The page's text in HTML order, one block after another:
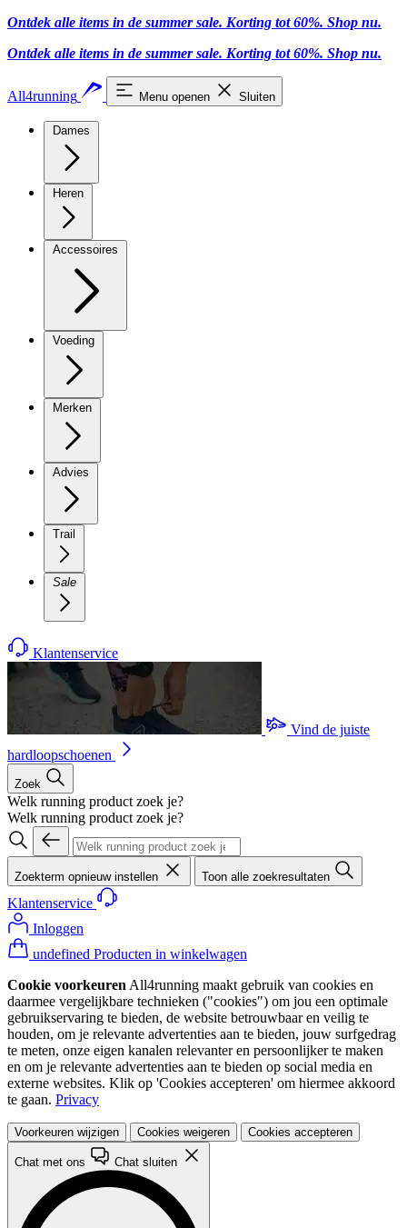
Ontdek alle items in de summer sale. Korting tot 60%. Shop nu.
Ontdek alle items in de summer sale. Korting tot 60%. Shop nu.
All4running Menu openen Sluiten
Dames
Heren
Accessoires
Voeding
Merken
Advies
Trail
Sale
Klantenservice
Vind de juiste
hardloopschoenen
Zoek
Welk running product zoek je?
Welk running product zoek je?
Zoekterm opnieuw instellen Toon alle zoekresultaten
Klantenservice
Inloggen
undefined Producten in winkelwagen
Cookie voorkeuren All4running maakt gebruik van cookies en
daarmee vergelijkbare technieken ("cookies") om jou een optimale
gebruikservaring te bieden, de website betrouwbaar en veilig te
houden, om je relevante advertenties aan te bieden, jouw surfgedrag
te meten, onze eigen kanalen relevanter en persoonlijker te maken
en om je relevante advertenties aan te bieden op social media en
externe websites. Klik op 'Cookies accepteren' om hiermee akkoord
te gaan. Privacy
Voorkeuren wijzigen Cookies weigeren Cookies accepteren
Chat met ons Chat sluiten